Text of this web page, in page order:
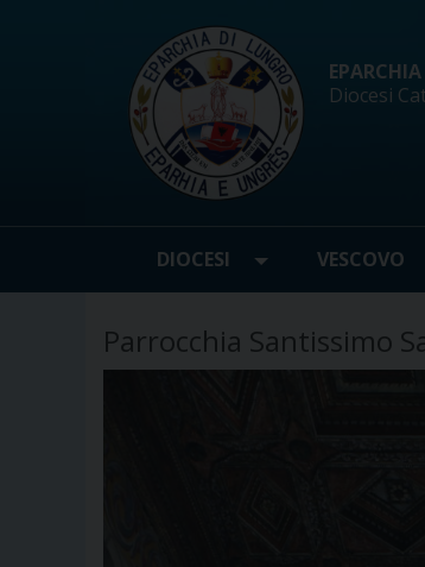
Diocesi
DIOCESI VESCOVO
Parrocchia Santissimo